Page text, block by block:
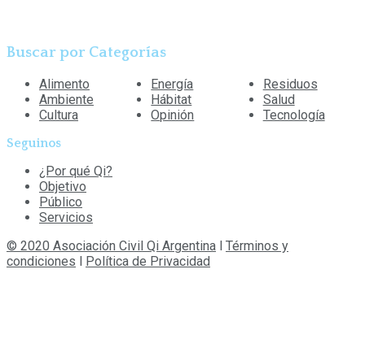
Buscar por Categorías
Alimento
Ambiente
Cultura
Energía
Hábitat
Opinión
Residuos
Salud
Tecnología
Seguinos
¿Por qué Qi?
Objetivo
Público
Servicios
© 2020 Asociación Civil Qi Argentina
Términos y
condiciones
Política de Privacidad